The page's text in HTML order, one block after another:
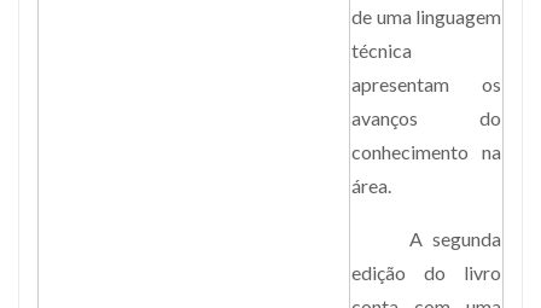
de uma linguagem
técnica
apresentam os
avanços do
conhecimento na
área.
A segunda
edição do livro